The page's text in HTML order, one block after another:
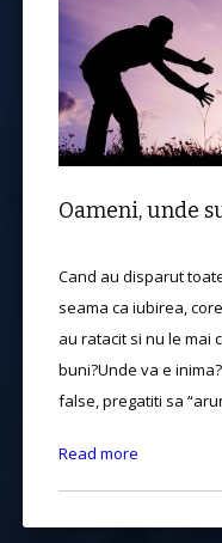
Oameni, unde
Cand au disparut
seama ca iubirea,
au ratacit si nu le mai
buni?Unde va e
false, pregatiti sa
Read more